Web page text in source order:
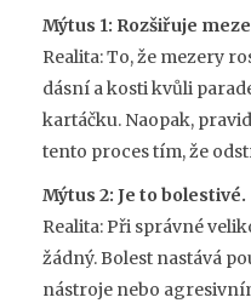
Mýtus 1: Rozšiřuje
Realita: To, že mezery
dásní a kosti kvůli
kartáčku. Naopak,
tento proces tím, že
Mýtus 2: Je to bolestivé.
Realita: Při správné
žádný. Bolest nastává
nástroje nebo